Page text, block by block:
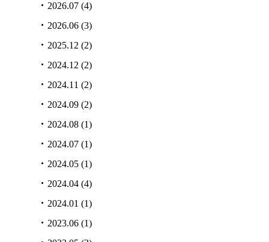
2026.07(4)
2026.06(3)
2025.12 (2)
2024.12 (2)
2024.11 (2)
2024.09(2)
2024.08(1)
2024.07(1)
2024.05(1)
2024.04(4)
2024.01 (1)
2023.06(1)